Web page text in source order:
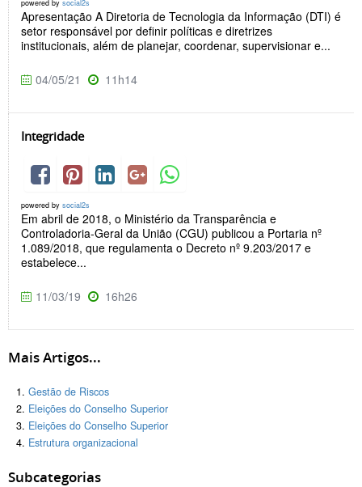
powered by social2s
Apresentação A Diretoria de Tecnologia da Informação (DTI) é
setor responsável por definir políticas e diretrizes
institucionais, além de planejar, coordenar, supervisionar e...
04/05/21 11h14
Integridade
powered by social2s
Em abril de 2018, o Ministério da Transparência e
Controladoria-Geral da União (CGU) publicou a Portaria nº
1.089/2018, que regulamenta o Decreto nº 9.203/2017 e
estabelece...
11/03/19 16h26
Mais Artigos...
Gestão de Riscos
Eleições do Conselho Superior
Eleições do Conselho Superior
Estrutura organizacional
Subcategorias